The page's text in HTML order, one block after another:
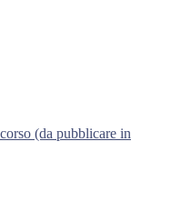
(da pubblicare in